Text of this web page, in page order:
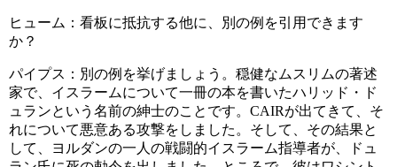
ヒューム：看板に抵抗する他に、別の例を引用できます
か？
パイプス：別の例を挙げましょう。穏健なムスリムの著述
家で、イスラームについて一冊の本を書いたハリッド・ド
ュランという名前の紳士のことです。CAIRが出てきて、そ
れについて悪意ある攻撃をしました。そして、その結果と
して、ヨルダンの一人の戦闘的イスラーム指導者が、ドュ